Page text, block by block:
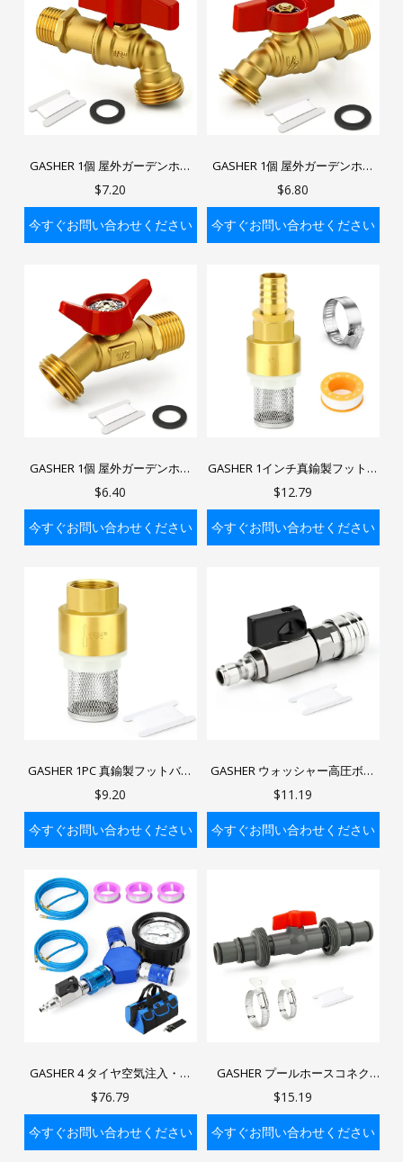
バッグに入れる
GASHER 1個 屋外ガーデンホー
ス 蛇口用ボールバルブ 1/2イン
スビブ 庭の散水用 Cスタイル
$7.20
今すぐお問い合わせください
バッグに入れる
GASHER 1個 屋外ガーデンホー
ス 蛇口用ボールバルブ 1/2イン
スビブ 庭の散水用 Bスタイル
$6.80
今すぐお問い合わせください
バッグに入れる
GASHER 1個 屋外ガーデンホー
ス 蛇口ボールバルブ 1/2インチ
ブ 庭の散水用 Aスタイル
$6.40
今すぐお問い合わせください
GASHER 1インチ真鍮製フットバ
ルブ、チェックバルブ、逆止
ルター、ホースバーブ継手付
$12.79
今すぐお問い合わせください
バッグに入れる
GASHER 1PC 真鍮製フットバル
ブ メスネジチェックバルブ 真鍮
逆流防止装置付き 水ポンプ用 工
$9.20
今すぐお問い合わせください
GASHER ウォッシャー高圧ボー
ルバルブキット 1/4インチ クイ
ーウォッシャーホース用
$11.19
今すぐお問い合わせください
GASHER 4 タイヤ空気注入・空
気抜きシステム 液体充填圧力ゲ
ード車用 コンプレッサー対応
$76.79
今すぐお問い合わせください
GASHER プールホースコネク
タ、プールホース用バルブ、フ
たは 1-1/2インチホースアダプタ
$15.19
今すぐお問い合わせください